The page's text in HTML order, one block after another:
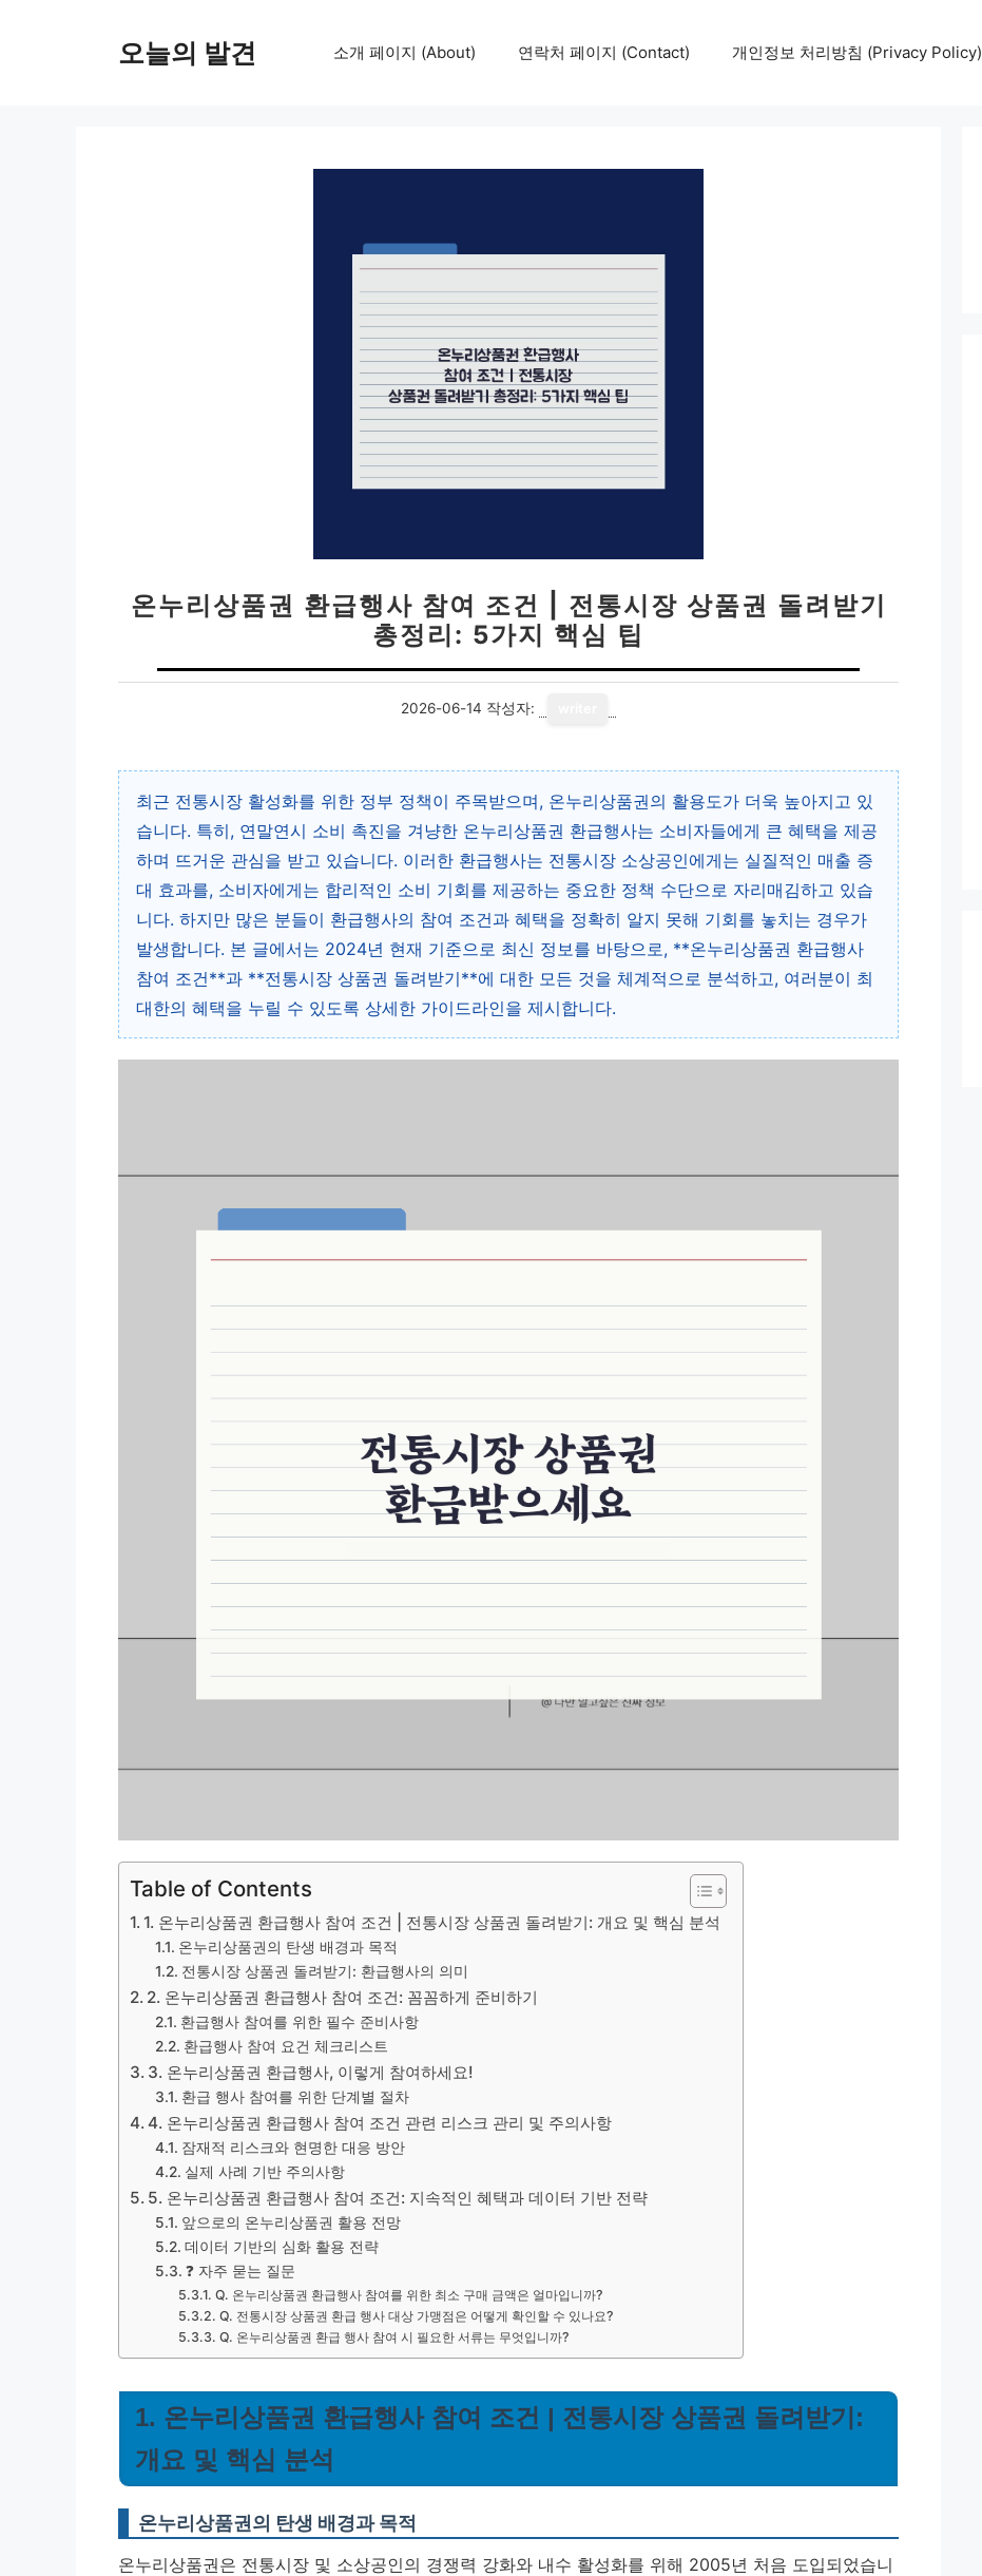
오늘의 발견 소개 페이지 (About) 연락처 페이지 (Contact) 개인정보 처리방침 (Privacy Policy)
온누리상품권 환급행사 참여 조건 | 전통시장 상품권 돌려받기
총정리: 5가지 핵심 팁
2026-06-14 작성자:
최근 전통시장 활성화를 위한 정부 정책이 주목받으며, 온누리상품권의 활용도가 더욱 높아지고 있
습니다. 특히, 연말연시 소비 촉진을 겨냥한 온누리상품권 환급행사는 소비자들에게 큰 혜택을 제공
하며 뜨거운 관심을 받고 있습니다. 이러한 환급행사는 전통시장 소상공인에게는 실질적인 매출 증
대 효과를, 소비자에게는 합리적인 소비 기회를 제공하는 중요한 정책 수단으로 자리매김하고 있습
니다. 하지만 많은 분들이 환급행사의 참여 조건과 혜택을 정확히 알지 못해 기회를 놓치는 경우가
발생합니다. 본 글에서는 2024년 현재 기준으로 최신 정보를 바탕으로, **온누리상품권 환급행사
참여 조건**과 **전통시장 상품권 돌려받기**에 대한 모든 것을 체계적으로 분석하고, 여러분이 최
대한의 혜택을 누릴 수 있도록 상세한 가이드라인을 제시합니다.
Table of Contents
1. 온누리상품권 환급행사 참여 조건 | 전통시장 상품권 돌려받기: 개요 및 핵심 분석
온누리상품권의 탄생 배경과 목적
전통시장 상품권 돌려받기: 환급행사의 의미
2. 온누리상품권 환급행사 참여 조건: 꼼꼼하게 준비하기
환급행사 참여를 위한 필수 준비사항
환급행사 참여 요건 체크리스트
3. 온누리상품권 환급행사, 이렇게 참여하세요!
환급 행사 참여를 위한 단계별 절차
4. 온누리상품권 환급행사 참여 조건 관련 리스크 관리 및 주의사항
잠재적 리스크와 현명한 대응 방안
실제 사례 기반 주의사항
5. 온누리상품권 환급행사 참여 조건: 지속적인 혜택과 데이터 기반 전략
앞으로의 온누리상품권 활용 전망
데이터 기반의 심화 활용 전략
❓ 자주 묻는 질문
Q. 온누리상품권 환급행사 참여를 위한 최소 구매 금액은 얼마입니까?
Q. 전통시장 상품권 환급 행사 대상 가맹점은 어떻게 확인할 수 있나요?
Q. 온누리상품권 환급 행사 참여 시 필요한 서류는 무엇입니까?
1. 온누리상품권 환급행사 참여 조건 | 전통시장 상품권 돌려받기:
개요 및 핵심 분석
온누리상품권의 탄생 배경과 목적
온누리상품권은 전통시장 및 소상공인의 경쟁력 강화와 내수 활성화를 위해 2005년 처음 도입되었습니